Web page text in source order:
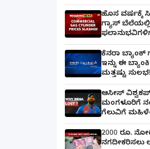
ಹೊಸ ವರ್ಷಕ್ಕೆ
ಗ್ಯಾಸ್‌ ಬೆಲೆಯಲ್ಲಿ
ಕೆನರಾ ಬ್ಯಾಂಕ್‌
ಇನ್ನು ಈ
ಮತ್ತಷ್ಟು ಸುಲಭ!
ಆಸೀಸ್
ಮಂಗಳೂರಿಗೆ
ಗೆಲುವಿಗೆ
2000 ರೂ.
ನಗದೀಕರಿಸಲು